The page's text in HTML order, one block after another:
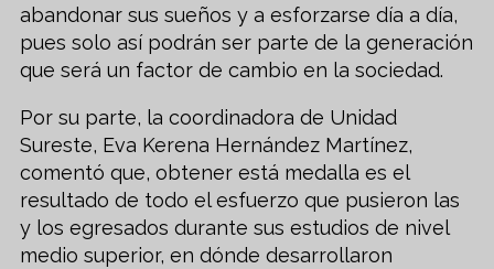
abandonar sus sueños y a esforzarse día a día,
pues solo así podrán ser parte de la generación
que será un factor de cambio en la sociedad.
Por su parte, la coordinadora de Unidad
Sureste, Eva Kerena Hernández Martínez,
comentó que, obtener está medalla es el
resultado de todo el esfuerzo que pusieron las
y los egresados durante sus estudios de nivel
medio superior, en dónde desarrollaron